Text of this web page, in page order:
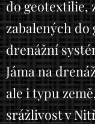
do geotextilie,
zabalených do
drenážní
Jáma na
ale i typu
srážlivost v